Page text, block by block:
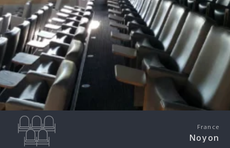
France
Noyon